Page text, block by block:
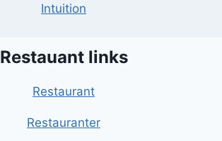
Intuition
Restauant links
Restaurant
Restauranter